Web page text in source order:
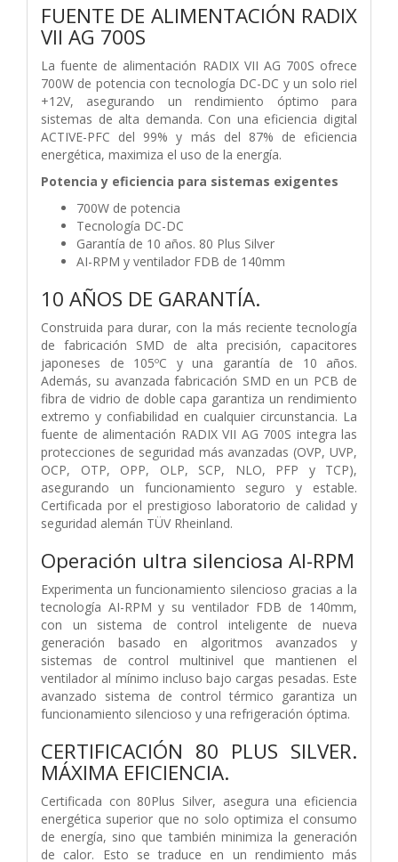
FUENTE DE ALIMENTACIÓN RADIX
VII AG 700S
La fuente de alimentación RADIX VII AG 700S ofrece
700W de potencia con tecnología DC-DC y un solo riel
+12V, asegurando un rendimiento óptimo para
sistemas de alta demanda. Con una eficiencia digital
ACTIVE-PFC del 99% y más del 87% de eficiencia
energética, maximiza el uso de la energía.
Potencia y eficiencia para sistemas exigentes
700W de potencia
Tecnología DC-DC
Garantía de 10 años. 80 Plus Silver
AI-RPM y ventilador FDB de 140mm
10 AÑOS DE GARANTÍA.
Construida para durar, con la más reciente tecnología
de fabricación SMD de alta precisión, capacitores
japoneses de 105ºC y una garantía de 10 años.
Además, su avanzada fabricación SMD en un PCB de
fibra de vidrio de doble capa garantiza un rendimiento
extremo y confiabilidad en cualquier circunstancia. La
fuente de alimentación RADIX VII AG 700S integra las
protecciones de seguridad más avanzadas (OVP, UVP,
OCP, OTP, OPP, OLP, SCP, NLO, PFP y TCP),
asegurando un funcionamiento seguro y estable.
Certificada por el prestigioso laboratorio de calidad y
seguridad alemán TÜV Rheinland.
Operación ultra silenciosa AI-RPM
Experimenta un funcionamiento silencioso gracias a la
tecnología AI-RPM y su ventilador FDB de 140mm,
con un sistema de control inteligente de nueva
generación basado en algoritmos avanzados y
sistemas de control multinivel que mantienen el
ventilador al mínimo incluso bajo cargas pesadas. Este
avanzado sistema de control térmico garantiza un
funcionamiento silencioso y una refrigeración óptima.
CERTIFICACIÓN 80 PLUS SILVER.
MÁXIMA EFICIENCIA.
Certificada con 80Plus Silver, asegura una eficiencia
energética superior que no solo optimiza el consumo
de energía, sino que también minimiza la generación
de calor. Esto se traduce en un rendimiento más